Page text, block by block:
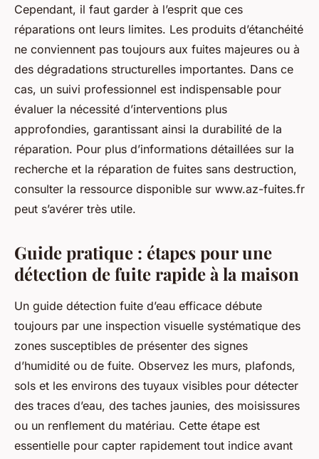
Cependant, il faut garder à l’esprit que ces
réparations ont leurs limites. Les produits d’étanchéité
ne conviennent pas toujours aux fuites majeures ou à
des dégradations structurelles importantes. Dans ce
cas, un suivi professionnel est indispensable pour
évaluer la nécessité d’interventions plus
approfondies, garantissant ainsi la durabilité de la
réparation. Pour plus d’informations détaillées sur la
recherche et la réparation de fuites sans destruction,
consulter la ressource disponible sur www.az-fuites.fr
peut s’avérer très utile.
Guide pratique : étapes pour une
détection de fuite rapide à la maison
Un guide détection fuite d’eau efficace débute
toujours par une inspection visuelle systématique des
zones susceptibles de présenter des signes
d’humidité ou de fuite. Observez les murs, plafonds,
sols et les environs des tuyaux visibles pour détecter
des traces d’eau, des taches jaunies, des moisissures
ou un renflement du matériau. Cette étape est
essentielle pour capter rapidement tout indice avant